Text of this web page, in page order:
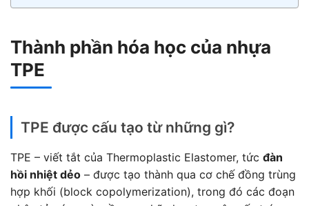
Thành phần hóa học của nhựa
TPE
TPE được cấu tạo từ những gì?
TPE – viết tắt của Thermoplastic Elastomer, tức đàn
hồi nhiệt dẻo – được tạo thành qua cơ chế đồng trùng
hợp khối (block copolymerization), trong đó các đoạn